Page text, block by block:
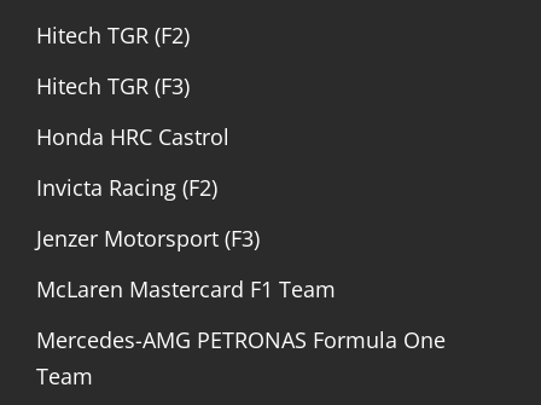
Hitech TGR (F2)
Hitech TGR (F3)
Honda HRC Castrol
Invicta Racing (F2)
Jenzer Motorsport (F3)
McLaren Mastercard F1 Team
Mercedes-AMG PETRONAS Formula One
Team